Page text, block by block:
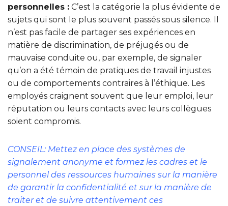
personnelles : C’est la catégorie la plus évidente de
sujets qui sont le plus souvent passés sous silence. Il
n’est pas facile de partager ses expériences en
matière de discrimination, de préjugés ou de
mauvaise conduite ou, par exemple, de signaler
qu’on a été témoin de pratiques de travail injustes
ou de comportements contraires à l’éthique. Les
employés craignent souvent que leur emploi, leur
réputation ou leurs contacts avec leurs collègues
soient compromis.
CONSEIL: Mettez en place des systèmes de
signalement anonyme et formez les cadres et le
personnel des ressources humaines sur la manière
de garantir la confidentialité et sur la manière de
traiter et de suivre attentivement ces